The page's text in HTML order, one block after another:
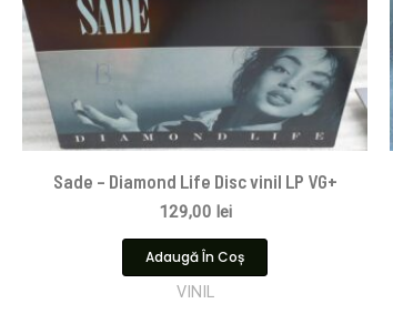
Sade – Diamond Life Disc vinil LP VG+
129,00 lei
Adaugă În Coș
VINIL